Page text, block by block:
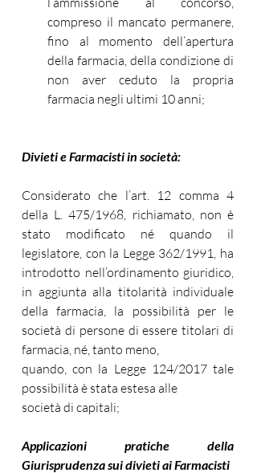
compreso il mancato permanere,
fino al momento dell’apertura
della farmacia, della condizione di
non aver ceduto la propria
farmacia negli ultimi 10 anni;
Divieti e Farmacisti in società:
Considerato che l’art. 12 comma 4
della L. 475/1968, richiamato, non è
stato modificato né quando il
legislatore, con la Legge 362/1991, ha
introdotto nell’ordinamento giuridico,
in aggiunta alla titolarità individuale
della farmacia, la possibilità per le
società di persone di essere titolari di
farmacia, né, tanto meno,
quando, con la Legge 124/2017 tale
possibilità è stata estesa alle
società di capitali;
Applicazioni pratiche della
Giurisprudenza sui divieti ai Farmacisti